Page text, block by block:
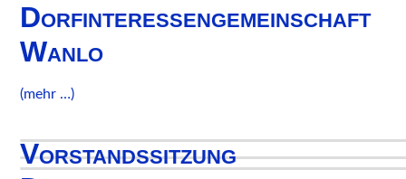
Dorfinteressengemeinschaft
Wanlo
(mehr …)
Vorstandssitzung